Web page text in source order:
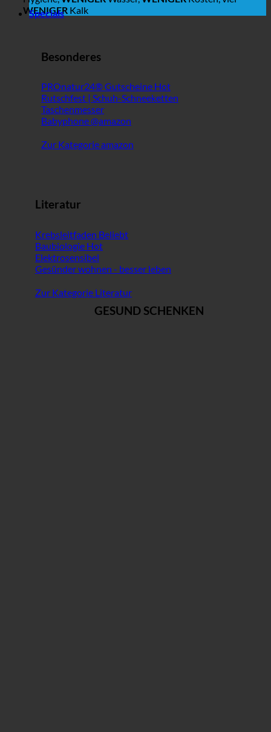
WENIGER Kalk
Specials
Besonderes
PROnatur24® Gutscheine
Rutschfest | Schuh-Schneeketten
Taschenmesser
Babyphone @amazon
Zur Kategorie amazon
Literatur
Krebsleitfaden
Baubiologie
Elektrosensibel
Gesünder wohnen - besser leben
Zur Kategorie Literatur
GESUND SCHENKEN